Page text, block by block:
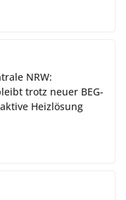
NRW:
trotz neuer BEG-
Heizlösung